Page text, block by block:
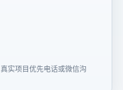
实项目优先电话或微信沟